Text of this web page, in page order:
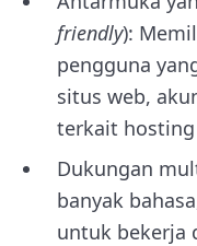
friendly):
pengguna
situs web,
terkait
Dukungan
banyak
untuk bekerja